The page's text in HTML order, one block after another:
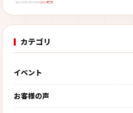
カテゴリ
イベント
お客様の声